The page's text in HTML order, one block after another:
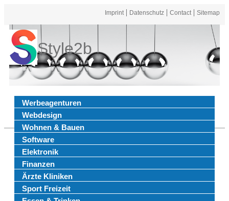
Imprint Datenschutz Contact Sitemap
Style2b
Werbeagenturen
Webdesign
Wohnen & Bauen
Software
Elektronik
Finanzen
Ärzte Kliniken
Sport Freizeit